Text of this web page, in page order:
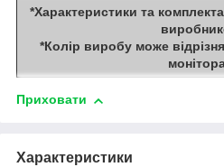
*Характеристики та
*Колір виробу може
Приховати
Характеристики